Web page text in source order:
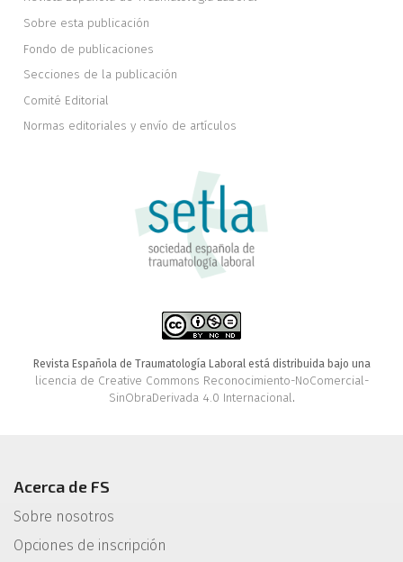
Sobre esta publicación
Fondo de publicaciones
Secciones de la publicación
Comité Editorial
Normas editoriales y envío de artículos
Revista Española de Traumatología Laboral está distribuida bajo una
licencia de Creative Commons Reconocimiento-NoComercial-
SinObraDerivada 4.0 Internacional.
Acerca de FS
Sobre nosotros
Opciones de inscripción